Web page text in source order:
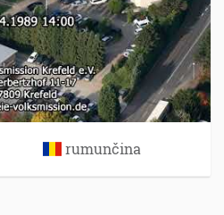
rumunčina